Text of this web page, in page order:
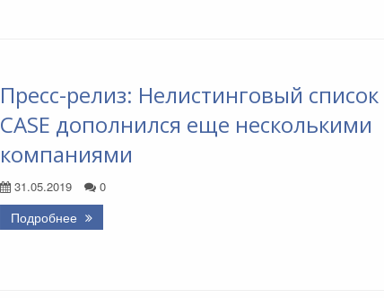
Пресс-релиз: Нелистинговый список
CASE дополнился еще несколькими
компаниями
31.05.2019 0
Подробнее